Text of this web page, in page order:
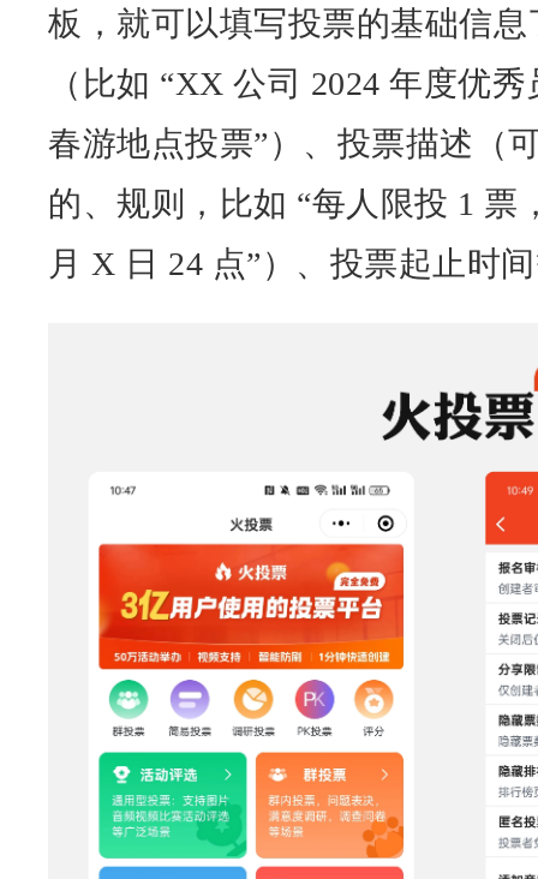
板，就可以填写投票的基础信
（比如 “XX 公司 2024 年度优
春游地点投票”）、投票描述（
的、规则，比如 “每人限投 1 票
月 X 日 24 点”）、投票起止时